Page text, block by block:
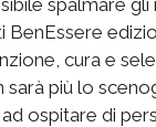
BenEssere
cura e
sarà più lo
ospitare di